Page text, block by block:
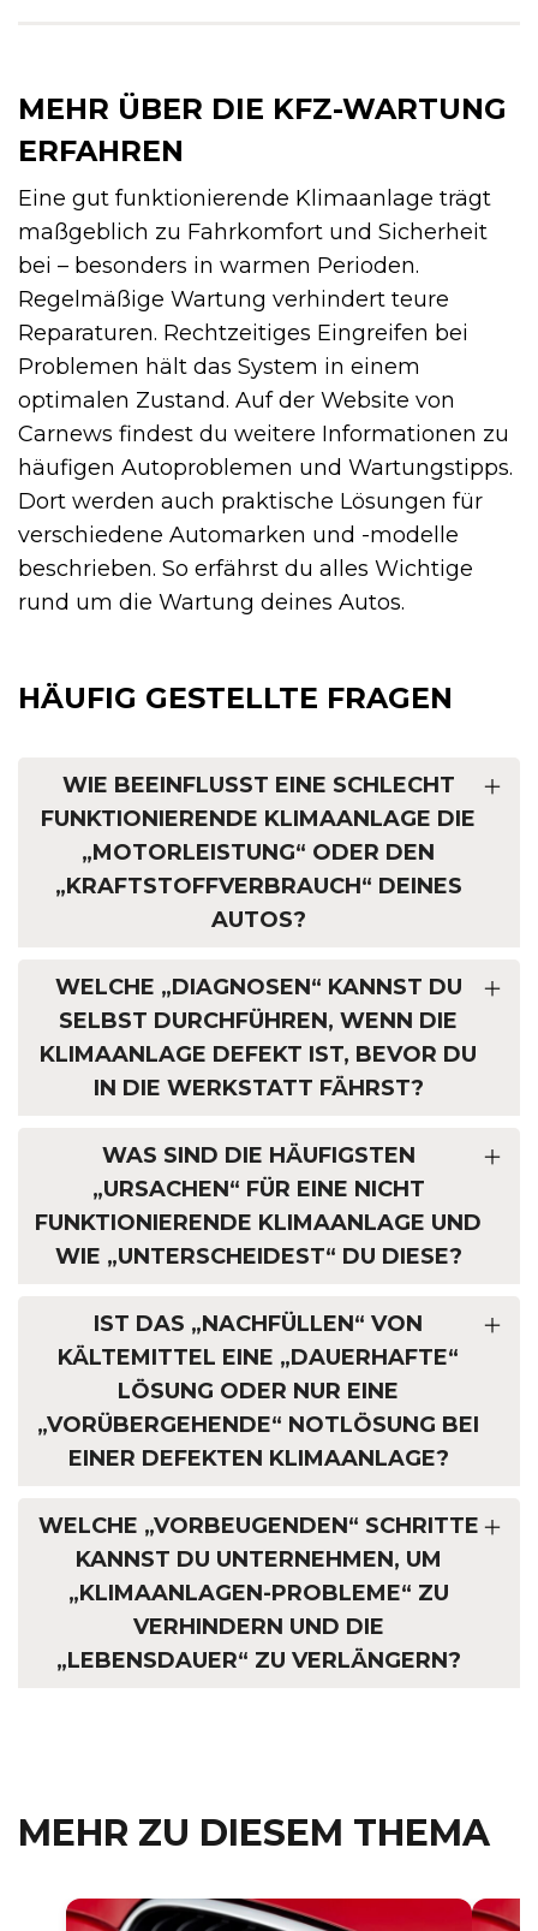
MEHR ÜBER DIE KFZ-WARTUNG
ERFAHREN
Eine gut funktionierende Klimaanlage trägt
maßgeblich zu Fahrkomfort und Sicherheit
bei – besonders in warmen Perioden.
Regelmäßige Wartung verhindert teure
Reparaturen. Rechtzeitiges Eingreifen bei
Problemen hält das System in einem
optimalen Zustand. Auf der Website von
Carnews findest du weitere Informationen zu
häufigen Autoproblemen und Wartungstipps.
Dort werden auch praktische Lösungen für
verschiedene Automarken und -modelle
beschrieben. So erfährst du alles Wichtige
rund um die Wartung deines Autos.
HÄUFIG GESTELLTE FRAGEN
WIE BEEINFLUSST EINE SCHLECHT
FUNKTIONIERENDE KLIMAANLAGE DIE
„MOTORLEISTUNG“ ODER DEN
„KRAFTSTOFFVERBRAUCH“ DEINES
AUTOS?
WELCHE „DIAGNOSEN“ KANNST DU
SELBST DURCHFÜHREN, WENN DIE
KLIMAANLAGE DEFEKT IST, BEVOR DU
IN DIE WERKSTATT FÄHRST?
WAS SIND DIE HÄUFIGSTEN
„URSACHEN“ FÜR EINE NICHT
FUNKTIONIERENDE KLIMAANLAGE UND
WIE „UNTERSCHEIDEST“ DU DIESE?
IST DAS „NACHFÜLLEN“ VON
KÄLTEMITTEL EINE „DAUERHAFTE“
LÖSUNG ODER NUR EINE
„VORÜBERGEHENDE“ NOTLÖSUNG BEI
EINER DEFEKTEN KLIMAANLAGE?
WELCHE „VORBEUGENDEN“ SCHRITTE
KANNST DU UNTERNEHMEN, UM
„KLIMAANLAGEN-PROBLEME“ ZU
VERHINDERN UND DIE
„LEBENSDAUER“ ZU VERLÄNGERN?
MEHR ZU DIESEM THEMA